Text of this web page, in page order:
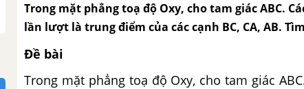
Trong mặt phẳng toạ độ Oxy, cho tam giác ABC.
lần lượt là trung điểm của các cạnh BC, CA, AB.
Đề bài
Trong mặt phẳng toạ độ Oxy, cho tam giác